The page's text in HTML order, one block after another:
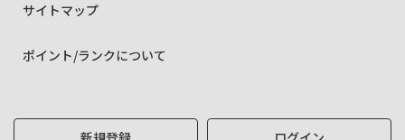
サイトマップ
ポイント/ランクについて